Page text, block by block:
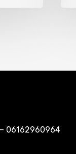
06162960964